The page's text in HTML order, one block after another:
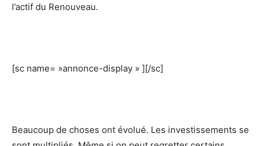
l’actif du Renouveau.
[sc name= »annonce-display » ][/sc]
Beaucoup de choses ont évolué. Les investissements se